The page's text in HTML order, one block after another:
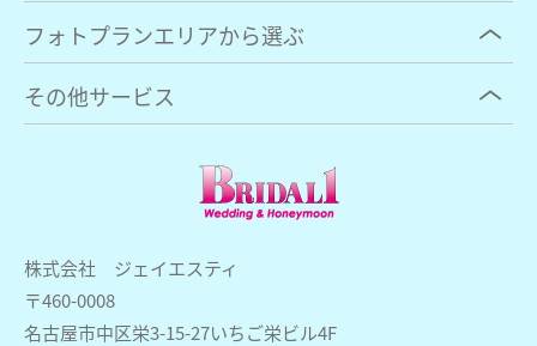
株式会社 ジェイエスティ
〒460-0008
名古屋市中区栄3-15-27いちご栄ビル4F
フォトプランエリアから選ぶ
その他サービス